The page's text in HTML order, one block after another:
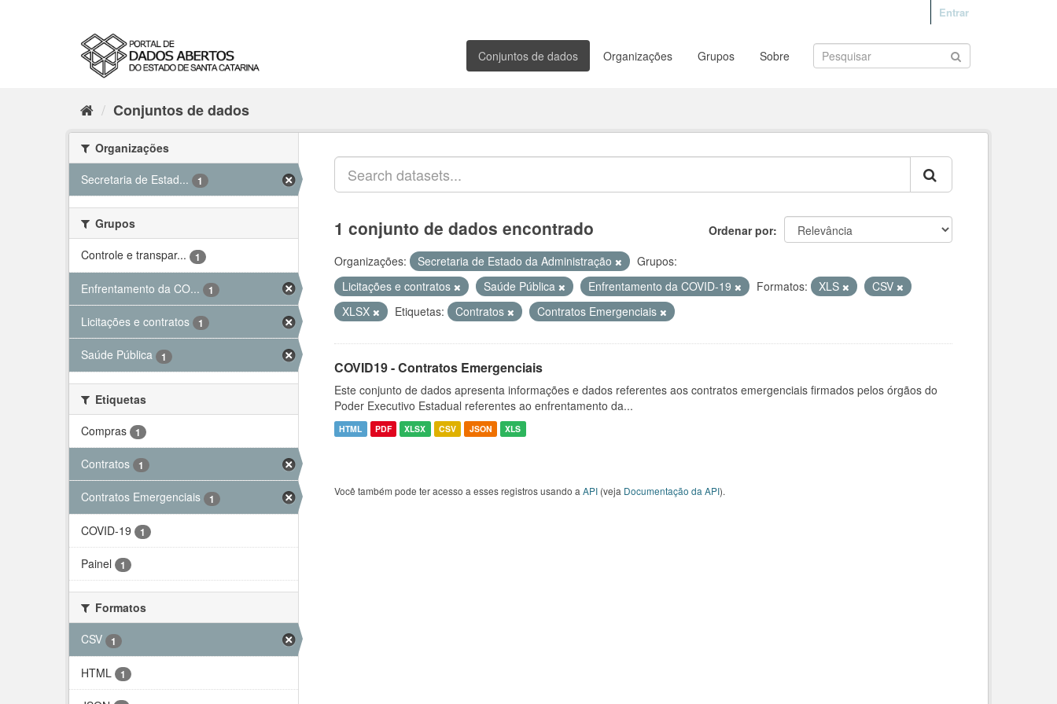
Entrar
Conjuntos de dados Organizações Grupos Sobre
Conjuntos de dados
Organizações
Secretaria de Estad...
1
Grupos
Controle e transpar...
1
Enfrentamento da CO... 1
Licitações e contratos 1
Saúde Pública 1
Etiquetas
Compras
1
Contratos 1
Contratos Emergenciais 1
COVID-19 1
Painel 1
Formatos
CSV
1
HTML 1
Ordenar por
1 conjunto de dados encontrado
Organizações: Secretaria de Estado da Administração
Grupos:
Licitações e contratos
Saúde Pública Enfrentamento da COVID-19 Formatos: XLS
CSV
XLSX
Etiquetas: Contratos Contratos Emergenciais
COVID19 - Contratos Emergenciais
Este conjunto de dados apresenta informações e dados referentes aos contratos emergenciais firmados pelos órgãos do
Poder Executivo Estadual referentes ao enfrentamento da...
HTML PDF XLSX CSV JSON XLS
Você também pode ter acesso a esses registros usando a API (veja Documentação da API).